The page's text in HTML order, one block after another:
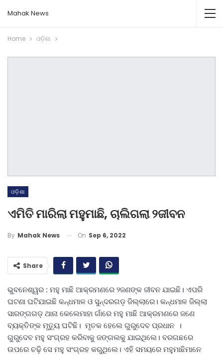
Mahak News
Home ଓଡ଼ିଶା
ଓଡ଼ିଶା
ଏମିତି ମାରିଲା ମହୁମାଛି, ଚାଲିଗଲା ୨ଜୀବନ
By Mahak News On Sep 6, 2022
Share
ଭୁବନେଶ୍ୱର : ମହୁ ମାଛି ଆକ୍ରମଣରେ ୨ଜଣଙ୍କ ଜୀବନ ଯାଇଛି। ଏପରି
ଘଟଣା ଘଟିଯାଇଛି କନ୍ଧମାଳ ଓ ସୁନ୍ଦରଗଡ଼ ଜିଲ୍ଲାରେ। କନ୍ଧମାଳ ଜିଲ୍ଲା
ସାରଙ୍ଗଗଡ଼ ଥାନା କେଲେମାହା ଗାଁରେ ମହୁ ମାଛି ଆକ୍ରମଣରେ ଜଣେ
ବ୍ୟକ୍ତିଙ୍କ ମୃତ୍ୟୁ ଘଟିଛି। ମୃତକ ହେଲେ ଗୁରୁଦେବ ପ୍ରଧାନ ।
ଗୁରୁଦେବ ମହୁ ସଂଗ୍ରହ କରିବାକୁ ଜଙ୍ଗଲକୁ ଯାଇଥିଲେ। ବରଗଛରେ
ଉପରେ ଚଢ଼ି ସେ ମହୁ ସଂଗ୍ରହ କରୁଥିଲେ। ଏହି ସମୟରେ ମହୁମାଛିମାନେ